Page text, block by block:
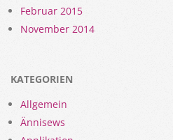
Februar 2015
November 2014
KATEGORIEN
Allgemein
Ännisews